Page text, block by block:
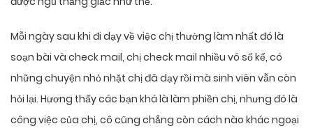
Mỗi ngày sau khi đi dạy về việc chị thường làm nhất đó là
soạn bài và check mail, chị check mail nhiều vô số kể, có
những chuyện nhỏ nhặt chị đã dạy rồi mà sinh viên vẫn còn
hỏi lại. Hương thấy các bạn khá là làm phiền chị, nhưng đó là
công việc của chị, cô cũng chẳng còn cách nào khác ngoại